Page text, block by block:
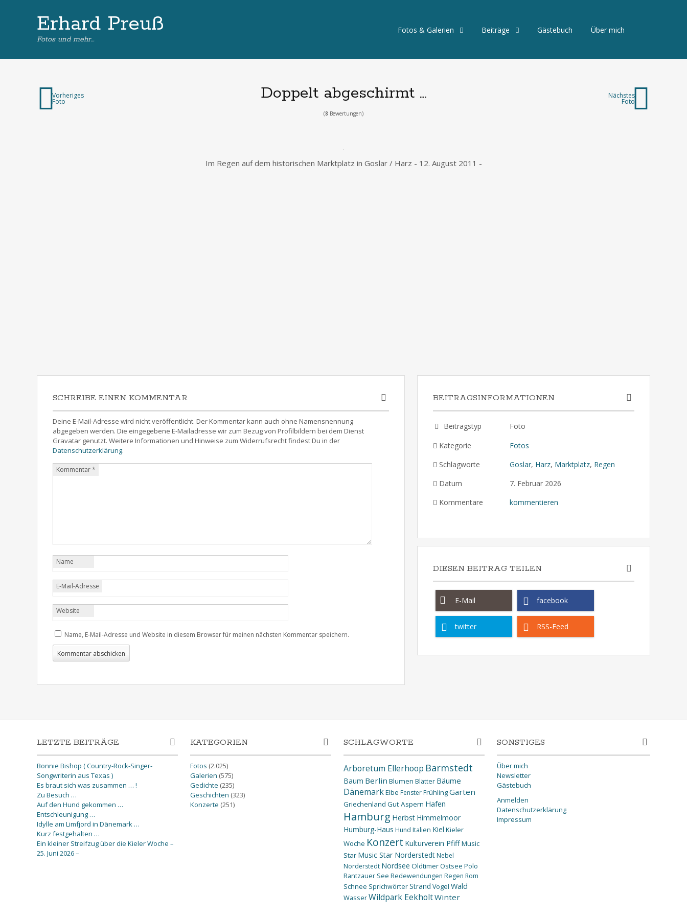
Erhard Preuß
Fotos und mehr…
Fotos & Galerien Beiträge Gästebuch Über mich
Vorheriges
Foto Doppelt abgeschirmt …
(8 Bewertungen)
Nächstes
Foto
Im Regen auf dem historischen Marktplatz in Goslar / Harz - 12. August 2011 -
SCHREIBE EINEN KOMMENTAR
Deine E-Mail-Adresse wird nicht veröffentlicht. Der Kommentar kann auch ohne Namensnennung
abgegeben werden. Die eingegebene E-Mailadresse wir zum Bezug von Profilbildern bei dem Dienst
Gravatar genutzt. Weitere Informationen und Hinweise zum Widerrufsrecht findest Du in der
Datenschutzerklärung.
Kommentar*
Name
E-Mail-Adresse
Website
Name, E-Mail-Adresse und Website in diesem Browser für meinen nächsten Kommentar speichern.
BEITRAGSINFORMATIONEN
Beitragstyp
Foto
Kategorie
Fotos
Schlagworte
Goslar, Harz, Marktplatz, Regen
Datum
7. Februar 2026
Kommentare
kommentieren
DIESEN BEITRAG TEILEN
E-Mail facebook
twitter RSS-Feed
LETZTE BEITRÄGE
Bonnie Bishop ( Country-Rock-Singer-
Songwriterin aus Texas )
Es braut sich was zusammen … !
Zu Besuch …
Auf den Hund gekommen …
Entschleunigung …
Idylle am Limfjord in Dänemark …
Kurz festgehalten …
Ein kleiner Streifzug über die Kieler Woche –
25. Juni 2026 –
KATEGORIEN
Fotos (2.025)
Galerien (575)
Gedichte (235)
Geschichten (323)
Konzerte (251)
SCHLAGWORTE
Arboretum Ellerhoop Barmstedt
Baum Berlin Blumen Blätter Bäume
DänemarkElbe FensterFrühlingGarten
Griechenland Gut Aspern Hafen
Hamburg Herbst Himmelmoor
Humburg-Haus Hund Italien Kiel Kieler
Woche Konzert Kulturverein PfiffMusic
Star Music Star Norderstedt Nebel
Norderstedt Nordsee OldtimerOstsee Polo
Rantzauer See Redewendungen Regen Rom
Schnee SprichwörterStrand Vogel Wald
WasserWildpark EekholtWinter
SONSTIGES
Über mich
Newsletter
Gästebuch
Anmelden
Datenschutzerklärung
Impressum